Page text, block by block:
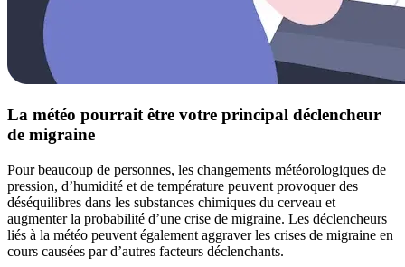
La météo pourrait être votre principal déclencheur
de migraine
Pour beaucoup de personnes, les changements météorologiques de
pression, d’humidité et de température peuvent provoquer des
déséquilibres dans les substances chimiques du cerveau et
augmenter la probabilité d’une crise de migraine. Les déclencheurs
liés à la météo peuvent également aggraver les crises de migraine en
cours causées par d’autres facteurs déclenchants.